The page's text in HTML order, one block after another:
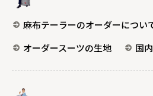
麻布テーラーのオーダーについ
オーダースーツの生地
国